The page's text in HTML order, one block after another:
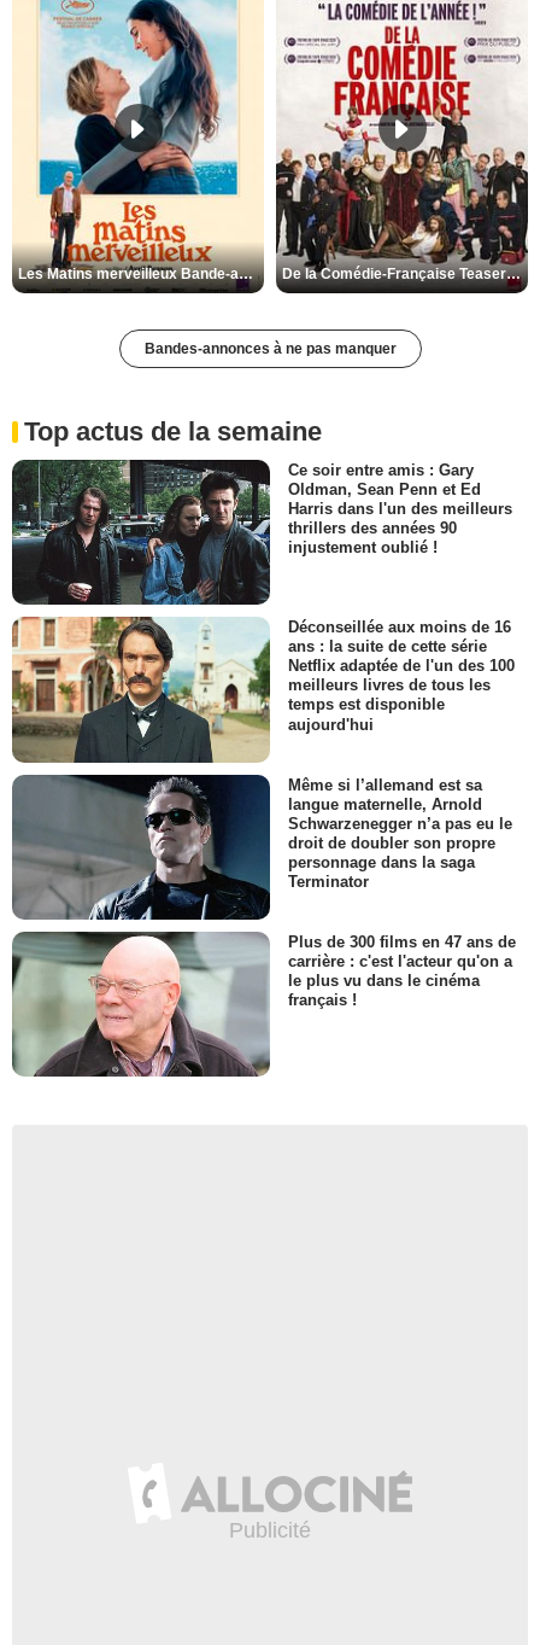
Les Matins merveilleux Bande-annonce VF De la Comédie-Française Teaser VF
Bandes-annonces à ne pas manquer
Top actus de la semaine
Ce soir entre amis : Gary
Oldman, Sean Penn et Ed
Harris dans l'un des meilleurs
thrillers des années 90
injustement oublié !
Déconseillée aux moins de 16
ans : la suite de cette série
Netflix adaptée de l'un des 100
meilleurs livres de tous les
temps est disponible
aujourd'hui
Même si l’allemand est sa
langue maternelle, Arnold
Schwarzenegger n’a pas eu le
droit de doubler son propre
personnage dans la saga
Terminator
Plus de 300 films en 47 ans de
carrière : c'est l'acteur qu'on a
le plus vu dans le cinéma
français !